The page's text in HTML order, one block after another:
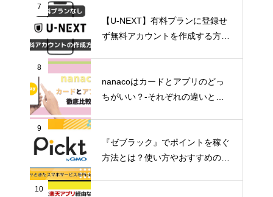
7
【U-NEXT】有料プランに登録せ
ず無料アカウントを作成する方法
8
nanacoはカードとアプリのどっ
ちがいい？-それぞれの違いとメ
9
『ゼブラック』でポイントを稼ぐ
方法とは？使い方やおすすめのマ
10